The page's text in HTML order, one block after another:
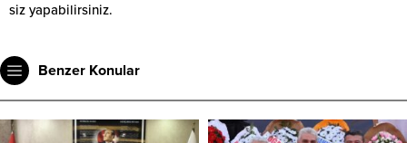
siz yapabilirsiniz.
Benzer Konular